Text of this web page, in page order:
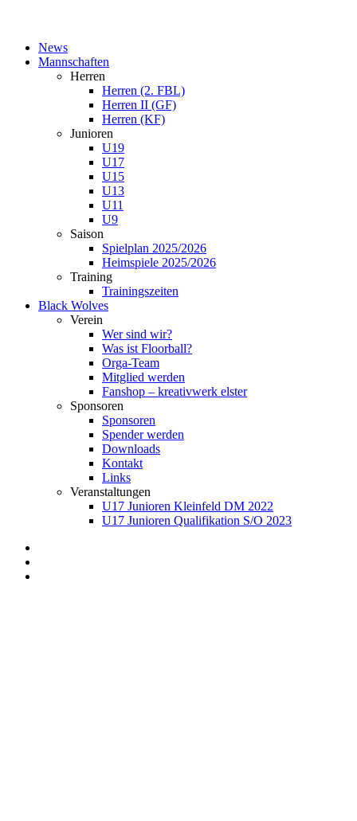
News
Mannschaften
Herren
Herren (2. FBL)
Herren II (GF)
Herren (KF)
Junioren
U19
U17
U15
U13
U11
U9
Saison
Spielplan 2025/2026
Heimspiele 2025/2026
Training
Trainingszeiten
Black Wolves
Verein
Wer sind wir?
Was ist Floorball?
Orga-Team
Mitglied werden
Fanshop – kreativwerk elster
Sponsoren
Sponsoren
Spender werden
Downloads
Kontakt
Links
Veranstaltungen
U17 Junioren Kleinfeld DM 2022
U17 Junioren Qualifikation S/O 2023